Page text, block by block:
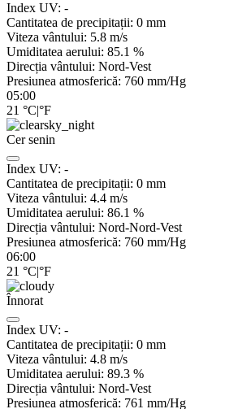
Index UV: -
Cantitatea de precipitații: 0 mm
Viteza vântului: 5.8 m/s
Umiditatea aerului: 85.1 %
Direcția vântului: Nord-Vest
Presiunea atmosferică: 760 mm/Hg
05:00
21 °C|°F
Cer senin
Index UV: -
Cantitatea de precipitații: 0 mm
Viteza vântului: 4.4 m/s
Umiditatea aerului: 86.1 %
Direcția vântului: Nord-Nord-Vest
Presiunea atmosferică: 760 mm/Hg
06:00
21 °C|°F
Înnorat
Index UV: -
Cantitatea de precipitații: 0 mm
Viteza vântului: 4.8 m/s
Umiditatea aerului: 89.3 %
Direcția vântului: Nord-Vest
Presiunea atmosferică: 761 mm/Hg